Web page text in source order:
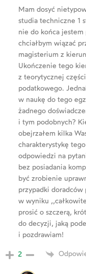
Mam dosyć
studia techniczne 1
nie do końca
chciałbym wiązać
magisterium z
Ukończenie tego
z teorytycznej
podatkowego.
w naukę do tego
żadnego
i tym podobnych?
obejrzałem kilka
charakterystykę
odpowiedzi na
bez posiadania
być zrobienie
przypadki
w wyniku
prosić o szczerą,
do decyzji, jaką
i pozdrawiam!
2